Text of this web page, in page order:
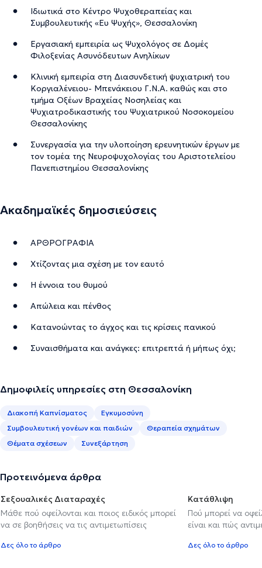
Ιδιωτικά στο Κέντρο Ψυχοθεραπείας και
Συμβουλευτικής «Ευ Ψυχής», Θεσσαλονίκη
Εργασιακή εμπειρία ως Ψυχολόγος σε Δομές
Φιλοξενίας Ασυνόδευτων Ανηλίκων
Κλινική εμπειρία στη Διασυνδετική ψυχιατρική του
Κοργιαλένειου- Μπενάκειου Γ.Ν.Α. καθώς και στο
τμήμα Οξέων Βραχείας Νοσηλείας και
Ψυχιατροδικαστικής του Ψυχιατρικού Νοσοκομείου
Θεσσαλονίκης
Συνεργασία για την υλοποίηση ερευνητικών έργων με
τον τομέα της Νευροψυχολογίας του Αριστοτελείου
Πανεπιστημίου Θεσσαλονίκης
Ακαδημαϊκές δημοσιεύσεις
ΑΡΘΡΟΓΡΑΦΙΑ
Χτίζοντας μια σχέση με τον εαυτό
Η έννοια του θυμού
Απώλεια και πένθος
Κατανοώντας το άγχος και τις κρίσεις πανικού
Συναισθήματα και ανάγκες: επιτρεπτά ή μήπως όχι;
Δημοφιλείς υπηρεσίες στη Θεσσαλονίκη
Διακοπή Καπνίσματος
Εγκυμοσύνη
Συμβουλευτική γονέων και παιδιών
Θεραπεία σχημάτων
Θέματα σχέσεων
Συνεξάρτηση
Προτεινόμενα άρθρα
Σεξουαλικές Διαταραχές
Μάθε πού οφείλονται και ποιος ειδικός μπορεί
να σε βοηθήσεις να τις αντιμετωπίσεις
Δες όλο το άρθρο
Κατάθλιψη
Πού μπορεί να
είναι και πώς
Δες όλο το άρθρο